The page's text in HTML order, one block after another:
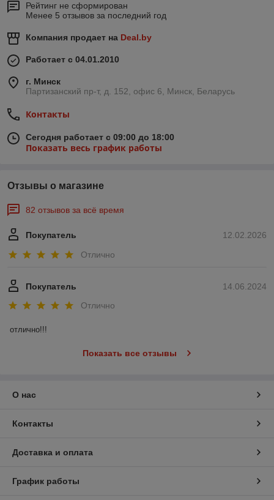
Рейтинг не сформирован
Менее 5 отзывов за последний год
Компания продает на Deal.by
Работает с 04.01.2010
г. Минск
Партизанский пр-т, д. 152, офис 6, Минск, Беларусь
Контакты
Сегодня работает с 09:00 до 18:00
Показать весь график работы
Отзывы о магазине
82 отзывов за всё время
12.02.2026
Покупатель
Отлично
14.06.2024
Покупатель
Отлично
отлично!!!
Показать все отзывы
О нас
Контакты
Доставка и оплата
График работы